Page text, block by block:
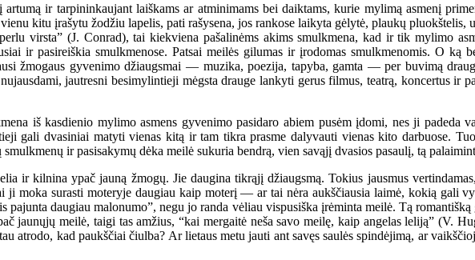
ir tarpininkaujant laiškams ar atminimams bei daiktams, kurie mylimą asmenį
kitu įrašytu žodžiu lapelis, pati rašysena, jos rankose laikyta gėlytė, plaukų
virsta” (J. Conrad), tai kiekviena pašalinėms akims smulkmena, kad ir tik mylimo
ir pasireiškia smulkmenose. Patsai meilės gilumas ir įrodomas smulkmenomis. O
žmogaus gyvenimo džiaugsmai — muzika, poezija, tapyba, gamta — per buvimą
jautresni besimylintieji mėgsta drauge lankyti gerus filmus, teatrą, koncertus ir
iš kasdienio mylimo asmens gyvenimo pasidaro abiem pusėm įdomi, nes ji padeda
gali dvasiniai matyti vienas kitą ir tam tikra prasme dalyvauti vienas kito darbuose.
ir pasisakymų dėka meilė sukuria bendrą, vien savąjį dvasios pasaulį, tą
ir kilnina ypač jauną žmogų. Jie daugina tikrąjį džiaugsmą. Tokius jausmus
moka surasti moteryje daugiau kaip moterį — ar tai nėra aukščiausia laimė, kokią gali
pajunta daugiau malonumo”, negu jo randa vėliau vispusiška įrėminta meilė. Tą
jaunųjų meilė, taigi tas amžius, “kai mergaitė neša savo meilę, kaip angelas leliją” (V.
atrodo, kad paukščiai čiulba? Ar lietaus metu jauti ant savęs saulės spindėjimą, ar